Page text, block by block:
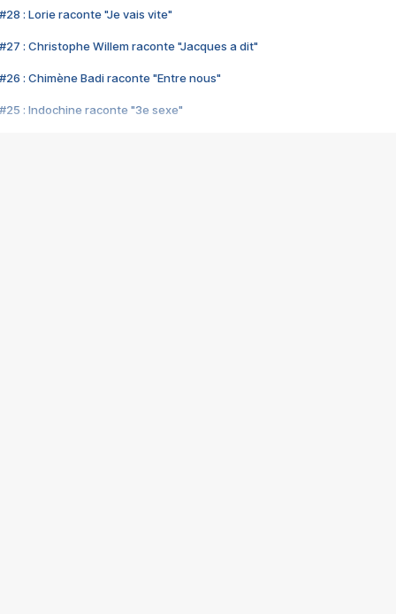
#28 : Lorie raconte "Je vais vite"
#27 : Christophe Willem raconte "Jacques a dit"
#26 : Chimène Badi raconte "Entre nous"
#25 : Indochine raconte "3e sexe"